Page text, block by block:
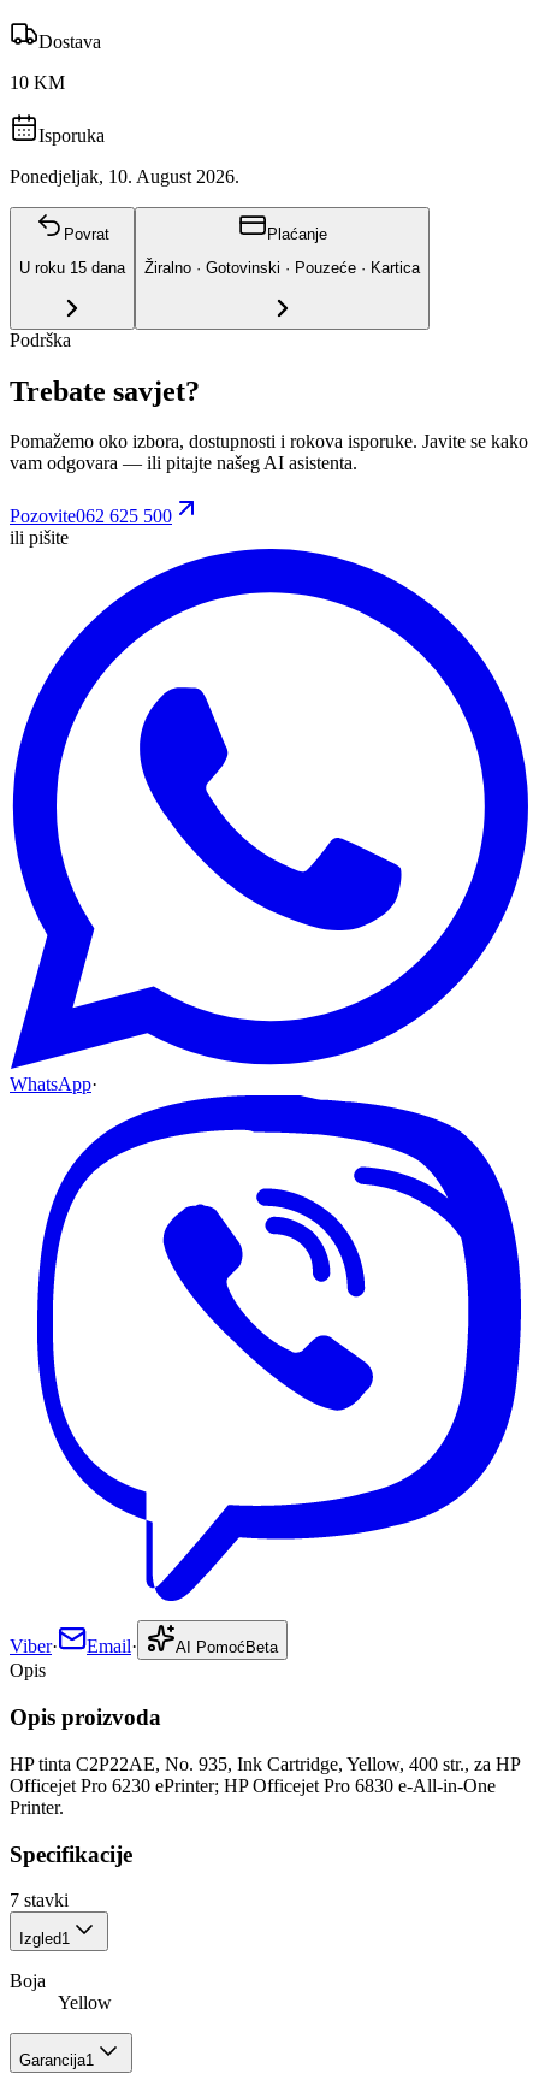
Dostava
10 KM
Isporuka
Ponedjeljak, 10. August 2026.
Povrat
U roku 15 dana
Plaćanje
Žiralno · Gotovinski · Pouzeće · Kartica
Podrška
Trebate savjet?
Pomažemo oko izbora, dostupnosti i rokova isporuke. Javite se kako
vam odgovara — ili pitajte našeg AI asistenta.
Pozovite062 625 500
ili pišite
WhatsApp·
Viber· Email· AI Pomoć Beta
Opis
Opis proizvoda
HP tinta C2P22AE, No. 935, Ink Cartridge, Yellow, 400 str., za HP
Officejet Pro 6230 ePrinter; HP Officejet Pro 6830 e-All-in-One
Printer.
Specifikacije
7 stavki
Izgled1
Boja
Yellow
Garancija1